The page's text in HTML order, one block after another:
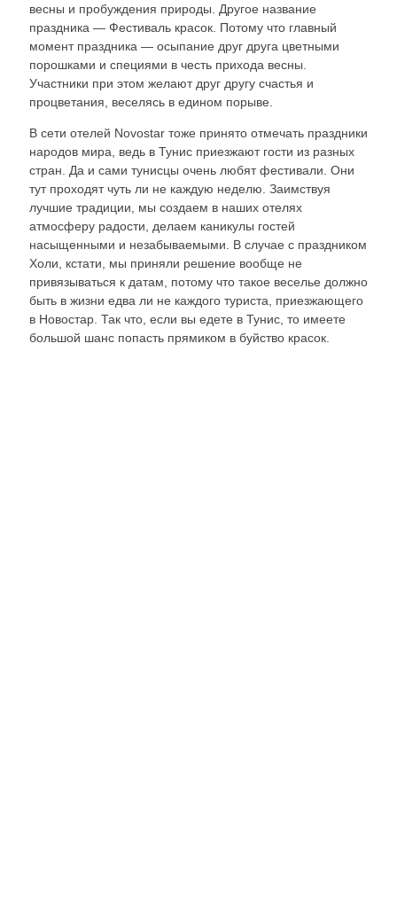
весны и пробуждения природы. Другое название
праздника — Фестиваль красок. Потому что главный
момент праздника — осыпание друг друга цветными
порошками и специями в честь прихода весны.
Участники при этом желают друг другу счастья и
процветания, веселясь в едином порыве.
В сети отелей Novostar тоже принято отмечать праздники
народов мира, ведь в Тунис приезжают гости из разных
стран. Да и сами тунисцы очень любят фестивали. Они
тут проходят чуть ли не каждую неделю. Заимствуя
лучшие традиции, мы создаем в наших отелях
атмосферу радости, делаем каникулы гостей
насыщенными и незабываемыми. В случае с праздником
Холи, кстати, мы приняли решение вообще не
привязываться к датам, потому что такое веселье должно
быть в жизни едва ли не каждого туриста, приезжающего
в Новостар. Так что, если вы едете в Тунис, то имеете
большой шанс попасть прямиком в буйство красок.